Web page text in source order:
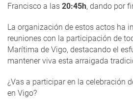
Francisco a las 20:45h, dando por
La organización de estos actos ha
reuniones con la participación de
Marítima de Vigo, destacando el
mantener viva esta arraigada
¿Vas a participar en la celebración
en Vigo?